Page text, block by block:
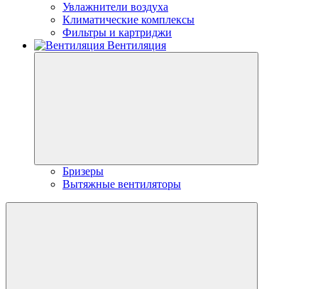
Увлажнители воздуха
Климатические комплексы
Фильтры и картриджи
Вентиляция
Бризеры
Вытяжные вентиляторы